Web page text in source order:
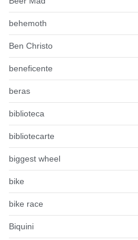
behemoth
Ben Christo
beneficente
beras
biblioteca
bibliotecarte
biggest wheel
bike
bike race
Biquini